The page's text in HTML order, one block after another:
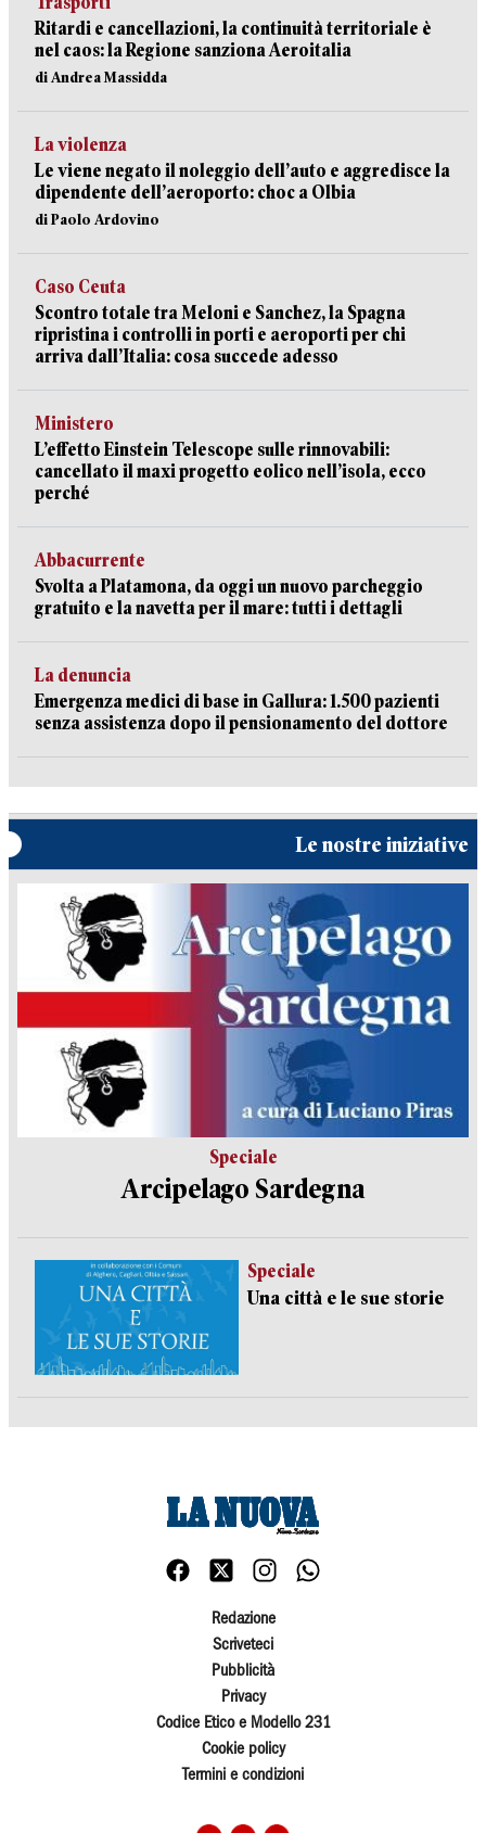
Ritardi e cancellazioni, la continuità territoriale è
nel caos: la Regione sanziona Aeroitalia
di Andrea Massidda
La violenza
Le viene negato il noleggio dell’auto e aggredisce la
dipendente dell’aeroporto: choc a Olbia
di Paolo Ardovino
Caso Ceuta
Scontro totale tra Meloni e Sanchez, la Spagna
ripristina i controlli in porti e aeroporti per chi
arriva dall’Italia: cosa succede adesso
Ministero
L’effetto Einstein Telescope sulle rinnovabili:
cancellato il maxi progetto eolico nell’isola, ecco
perché
Abbacurrente
Svolta a Platamona, da oggi un nuovo parcheggio
gratuito e la navetta per il mare: tutti i dettagli
La denuncia
Emergenza medici di base in Gallura: 1.500 pazienti
senza assistenza dopo il pensionamento del dottore
Le nostre iniziative
Speciale
Arcipelago Sardegna
Speciale
Una città e le sue storie
Redazione
Scriveteci
Pubblicità
Privacy
Codice Etico e Modello 231
Cookie policy
Termini e condizioni